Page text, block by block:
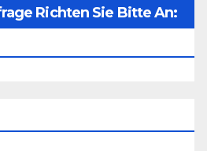
Richten Sie Bitte An: